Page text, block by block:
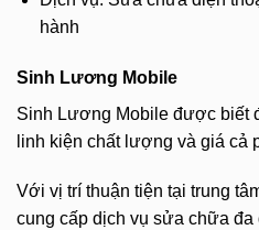
hành
Sinh Lương Mobile
Sinh Lương Mobile được biết
linh kiện chất lượng và giá cả
Với vị trí thuận tiện tại trung
cung cấp dịch vụ sửa chữa